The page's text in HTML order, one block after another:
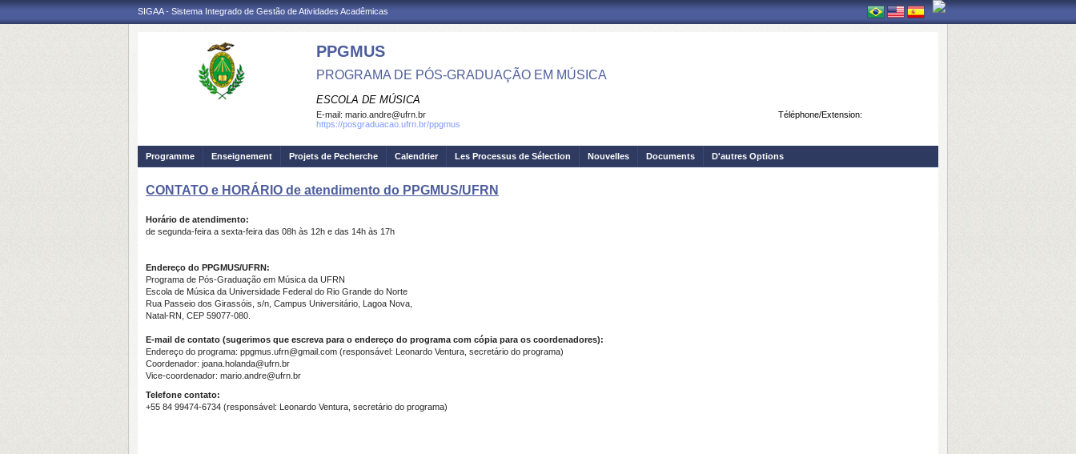
SIGAA - Sistema Integrado de Gestão de Atividades Acadêmicas
PPGMUS
PROGRAMA DE PÓS-GRADUAÇÃO EM MÚSICA
ESCOLA DE MÚSICA
Téléphone/Extension:
E-mail: mario.andre@ufrn.br
https://posgraduacao.ufrn.br/ppgmus
Programme Enseignement Projets de Pecherche Calendrier Les Processus de Sélection Nouvelles Documents D'autres Options
CONTATO e HORÁRIO de atendimento do PPGMUS/UFRN
Horário de atendimento:
de segunda-feira a sexta-feira das 08h às 12h e das 14h às 17h
Endereço do PPGMUS/UFRN:
Programa de Pós-Graduação em Música da UFRN
Escola de Música da Universidade Federal do Rio Grande do Norte
Rua Passeio dos Girassóis, s/n, Campus Universitário, Lagoa Nova,
Natal-RN, CEP 59077-080.
E-mail de contato (sugerimos que escreva para o endereço do programa com cópia para os coordenadores):
Endereço do programa: ppgmus.ufrn@gmail.com (responsável: Leonardo Ventura, secretário do programa)
Coordenador: joana.holanda@ufrn.br
Vice-coordenador: mario.andre@ufrn.br
Telefone contato:
+55 84 99474-6734 (responsável: Leonardo Ventura, secretário do programa)